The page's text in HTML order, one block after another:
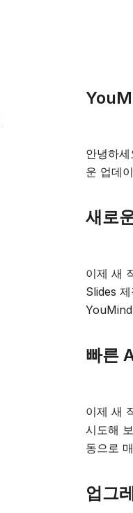
안녕하
운 업데
새로
이제 새
Slides
빠른
이제 새
시도해
동으로
업그